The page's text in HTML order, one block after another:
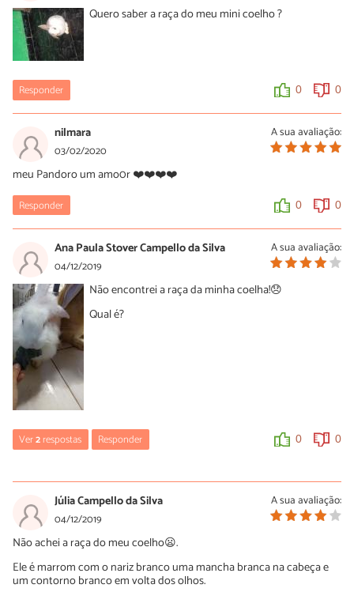
Quero saber a raça do meu mini coelho ?
Responder 0 0
A sua avaliação:
nilmara
03/02/2020
meu Pandoro um amo0r ❤️❤️❤️❤️
Responder 0 0
A sua avaliação:
Ana Paula Stover Campello da Silva
04/12/2019
Não encontrei a raça da minha coelha!😞
Qual é?
Ver2respostas Responder 0 0
03/02/2020
e ingual ao meu ❤️
a moça q me deu ele disse q e um Lion
0
A sua avaliação:
Júlia Campello da Silva
04/12/2019
Não achei a raça do meu coelho😦.
Ele é marrom com o nariz branco uma mancha branca na cabeça e
um contorno branco em volta dos olhos.